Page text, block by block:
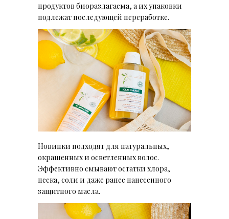
продуктов биоразлагаема, а их упаковки
подлежат последующей переработке.
Новинки подходят для натуральных,
окрашенных и осветленных волос.
Эффективно смывают остатки хлора,
песка, соли и даже ранее нанесенного
защитного масла.